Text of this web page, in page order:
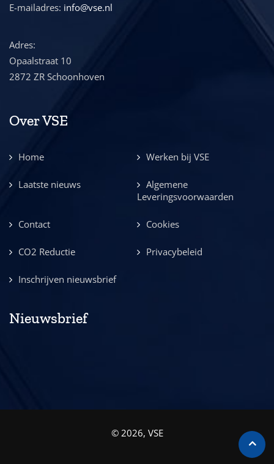
E-mailadres: info@vse.nl
Adres:
Opaalstraat 10
2872 ZR Schoonhoven
Over VSE
Home Werken bij VSE
Laatste nieuws
Algemene
Leveringsvoorwaarden
Contact Cookies
CO2 Reductie Privacybeleid
Inschrijven nieuwsbrief
Nieuwsbrief
© 2026, VSE